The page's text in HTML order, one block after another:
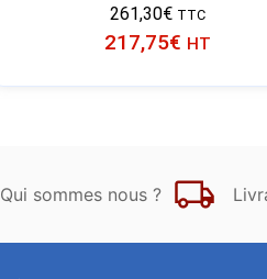
261,30€ TTC
217,75€ HT
Qui sommes nous ?